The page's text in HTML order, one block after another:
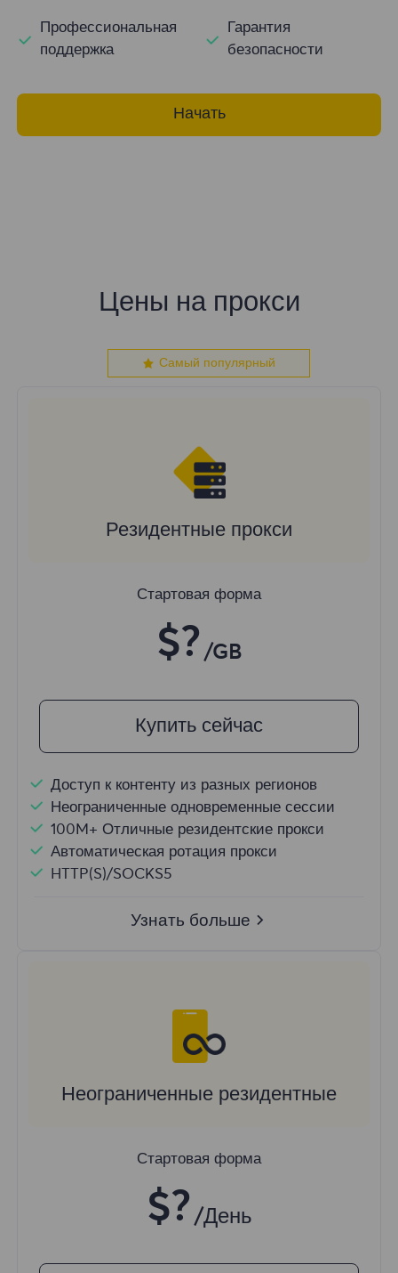
Профессиональная
поддержка
Гарантия
безопасности
Начать
Цены на прокси
Самый популярный
Резидентные прокси
Стартовая форма
$? /GB
Купить сейчас
Доступ к контенту из разных регионов
Неограниченные одновременные сессии
100M+ Отличные резидентские прокси
Автоматическая ротация прокси
HTTP(S)/SOCKS5
Узнать больше
Неограниченные резидентные
Стартовая форма
$? /День